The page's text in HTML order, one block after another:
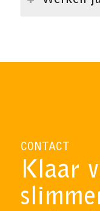
CONTACT
Klaar